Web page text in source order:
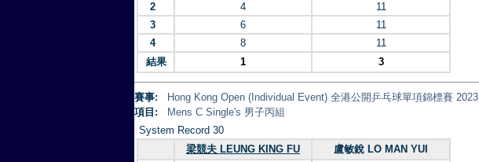
2
4
11
3
6
11
4
8
11
結果
1 3
賽事:
Hong Kong Open (Individual Event) 全港公開乒乓球單項錦標賽 2023
項目:
Mens C Single's 男子丙組
System Record 30
梁競夫 LEUNG KING FU
盧敏銳 LO MAN YUI